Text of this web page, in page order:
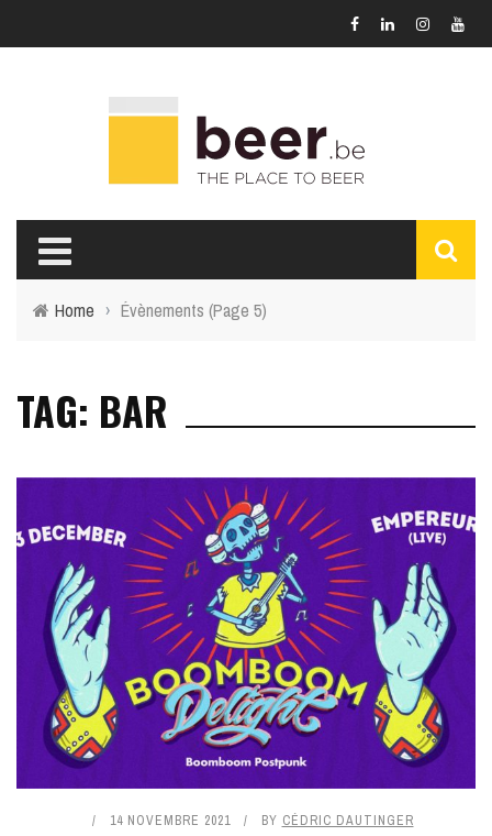
Home › Évènements (Page 5)
TAG: BAR
14 NOVEMBRE 2021 BY CÉDRIC DAUTINGER